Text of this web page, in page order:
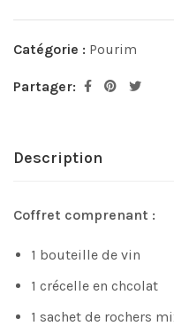
Catégorie : Pourim
Partager:
Description
Coffret comprenant :
1 bouteille de vin
1 crécelle en chcolat
1 sachet de rochers